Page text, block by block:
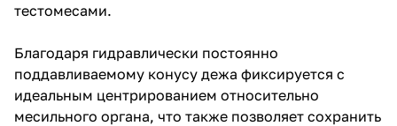
тестомесами.
Благодаря гидравлически постоянно
поддавливаемому конусу дежа фиксируется с
идеальным центрированием относительно
месильного органа, что также позволяет сохранить